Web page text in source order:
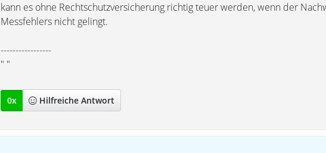
kann es ohne Rechtschutzversicherung richtig teuer werden, wenn der
Messfehlers nicht gelingt.
-----------------
" "
0x Hilfreiche Antwort